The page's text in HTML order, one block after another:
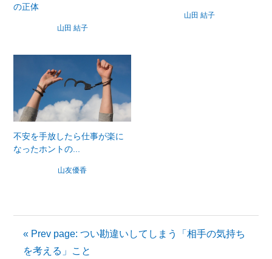
の正体
山田 結子
山田 結子
不安を手放したら仕事が楽に
なったホントの...
山友優香
« Prev page: つい勘違いしてしまう「相手の気持ち
を考える」こと